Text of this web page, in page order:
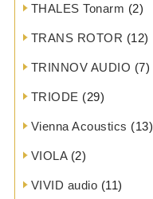
THALES Tonarm (2)
TRANS ROTOR (12)
TRINNOV AUDIO (7)
TRIODE (29)
Vienna Acoustics (13)
VIOLA(2)
VIVID audio (11)